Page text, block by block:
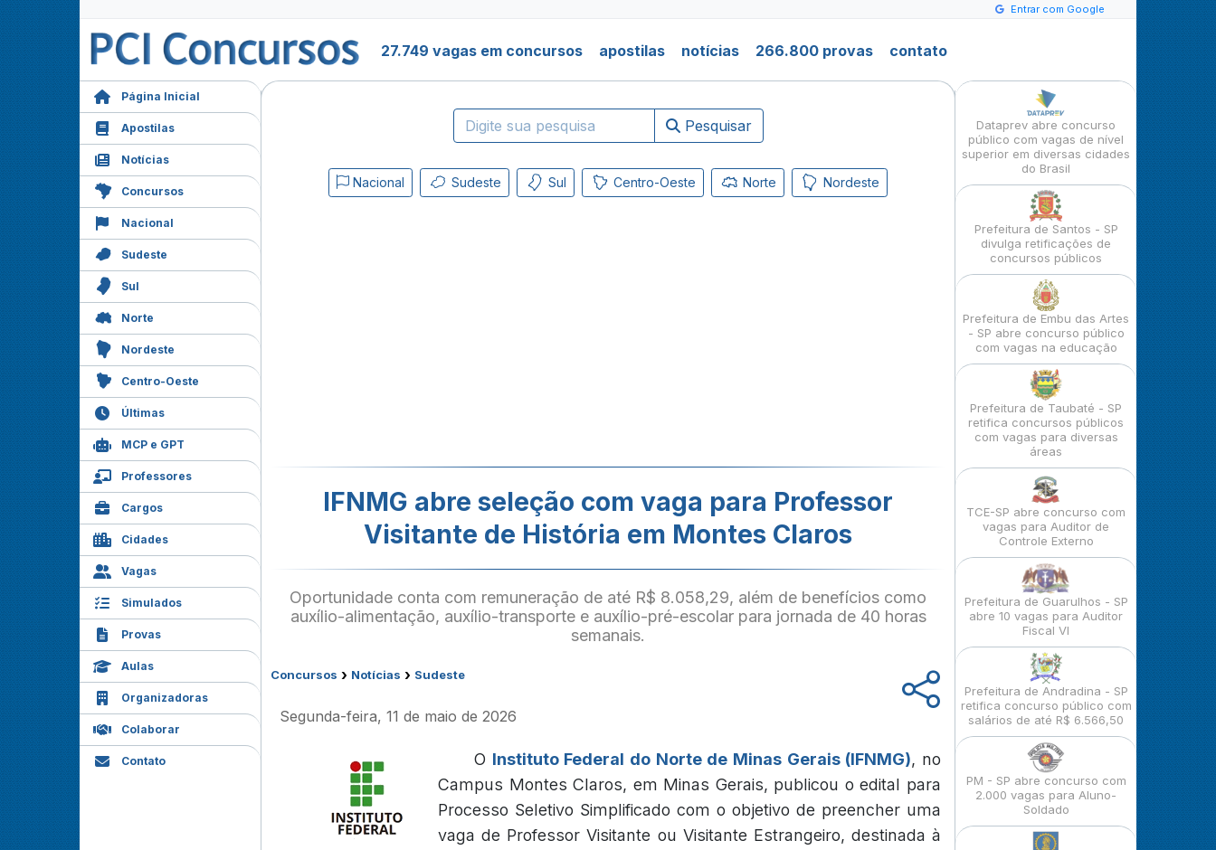
Entrar com Google
27.749 vagas em concursos apostilas notícias 266.800 provas contato
Página Inicial
Apostilas
Notícias
Concursos
Nacional
Sudeste
Sul
Norte
Nordeste
Centro-Oeste
Últimas
MCP e GPT
Professores
Cargos
Cidades
Vagas
Simulados
Provas
Aulas
Organizadoras
Colaborar
Contato
Pesquisar
Nacional Sudeste Sul Centro-Oeste Norte Nordeste
IFNMG abre seleção com vaga para Professor
Visitante de História em Montes Claros
Oportunidade conta com remuneração de até R$ 8.058,29, além de benefícios como
auxílio-alimentação, auxílio-transporte e auxílio-pré-escolar para jornada de 40 horas
semanais.
Concursos › Notícias › Sudeste
Segunda-feira, 11 de maio de 2026
O Instituto Federal do Norte de Minas Gerais (IFNMG), no
Campus Montes Claros, em Minas Gerais, publicou o edital para
Processo Seletivo Simplificado com o objetivo de preencher uma
vaga de Professor Visitante ou Visitante Estrangeiro, destinada à
Dataprev abre concurso
público com vagas de nível
superior em diversas cidades
do Brasil
Prefeitura de Santos - SP
divulga retificações de
concursos públicos
Prefeitura de Embu das Artes
- SP abre concurso público
com vagas na educação
Prefeitura de Taubaté - SP
retifica concursos públicos
com vagas para diversas
áreas
TCE-SP abre concurso com
vagas para Auditor de
Controle Externo
Prefeitura de Guarulhos - SP
abre 10 vagas para Auditor
Fiscal VI
Prefeitura de Andradina - SP
retifica concurso público com
salários de até R$ 6.566,50
PM - SP abre concurso com
2.000 vagas para Aluno-
Soldado